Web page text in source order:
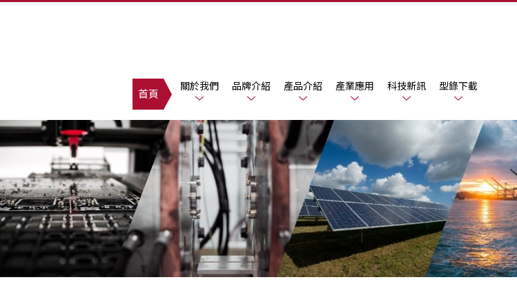
首頁
關於我們 品牌介紹 產品介紹 產業應用 科技新訊 型錄下載